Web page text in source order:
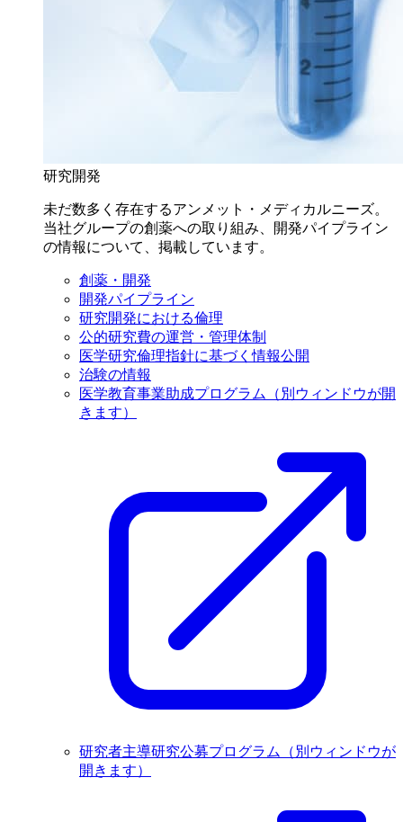
研究開発
未だ数多く存在するアンメット・メディカルニーズ。
当社グループの創薬への取り組み、開発パイプライン
の情報について、掲載しています。
創薬・開発
開発パイプライン
研究開発における倫理
公的研究費の運営・管理体制
医学研究倫理指針に基づく情報公開
治験の情報
医学教育事業助成プログラム
（別ウィンドウが開
きます）
研究者主導研究公募プログラム
（別ウィンドウが
開きます）